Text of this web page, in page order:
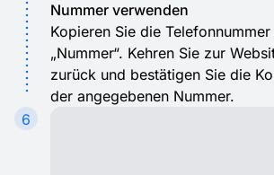
Nummer verwenden
Kopieren Sie die
„Nummer“. Kehren Sie zur
zurück und bestätigen Sie die
der angegebenen Nummer.
6